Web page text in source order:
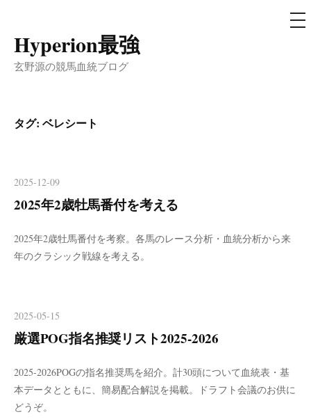
コ
ン
ツ
へ
ッ
プ
Hyperion最強
玄野源の競馬血統ブログ
メ
ニ
タグ: ベレシート
2025-12-09
2025年2歳牡馬番付を考える
2025年2歳牡馬番付を考察。各馬のレース分析・血統分析から来
年のクラシック戦線を考える。
2025-05-15
厳選POG指名推奨リスト2025-2026
2025-2026POGの指名推奨馬を紹介。計30頭について血統表・基
本データとともに、簡易配合解説を掲載。ドラフト会議のお供に
どうぞ。